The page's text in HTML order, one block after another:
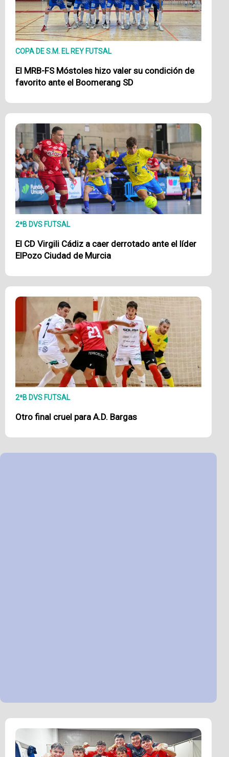
COPA DE S.M. EL REY FUTSAL
El MRB-FS Móstoles hizo valer su condición de
favorito ante el Boomerang SD
2ªB DVS FUTSAL
El CD Virgili Cádiz a caer derrotado ante el líder
ElPozo Ciudad de Murcia
2ªB DVS FUTSAL
Otro final cruel para A.D. Bargas